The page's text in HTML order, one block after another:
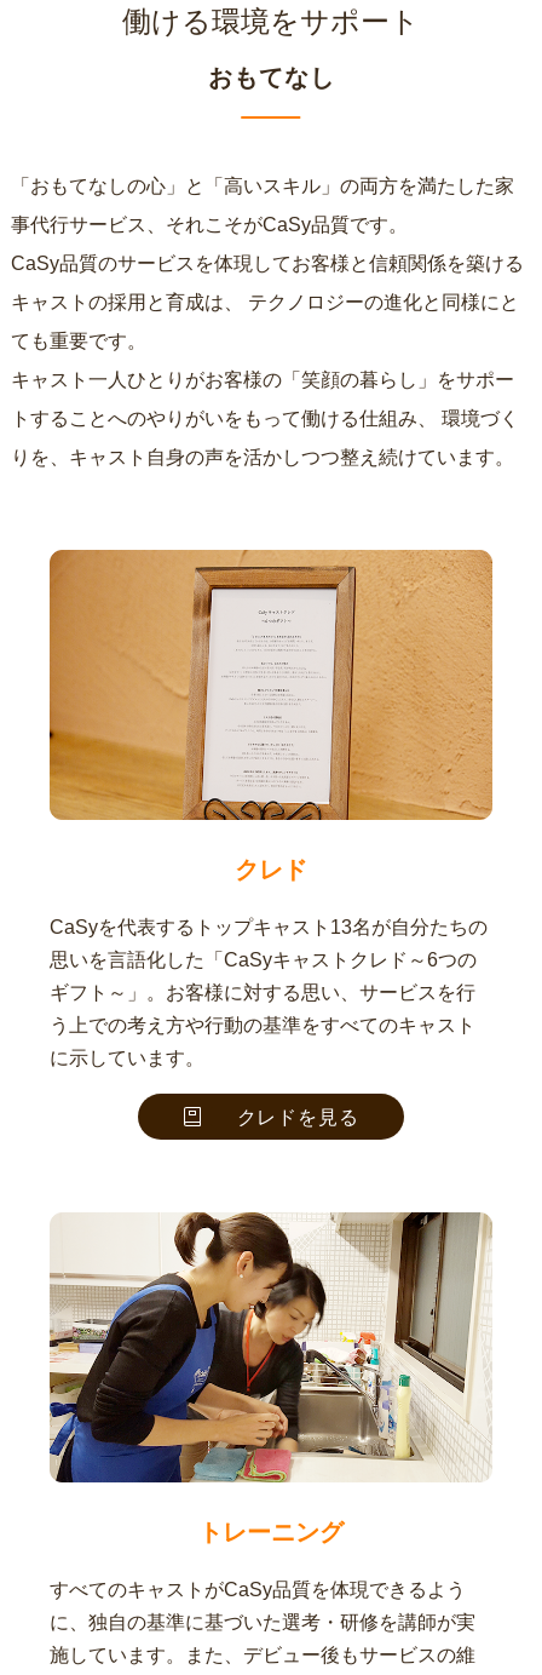
働ける環境をサポート
おもてなし
「おもてなしの心」と「高いスキル」の両方を満たした家
事代行サービス、それこそがCaSy品質です。
CaSy品質のサービスを体現してお客様と信頼関係を築ける
キャストの採用と育成は、
ても重要です。
キャスト一人ひとりがお客様の「笑顔の暮らし」をサポー
トすることへのやりがいをもって働ける仕組み、
りを、キャスト自身の声を活かしつつ整え続けています。
クレド
CaSyを代表するトップキャスト13名が自分たちの
思いを言語化した「CaSyキャストクレド～6つの
ギフト～」。お客様に対する思い、サービスを行
う上での考え方や行動の基準をすべてのキャスト
に示しています。
クレドを見る
トレーニング
すべてのキャストがCaSy品質を体現できるよう
に、独自の基準に基づいた選考・研修を講師が実
施しています。また、デビュー後もサービスの維